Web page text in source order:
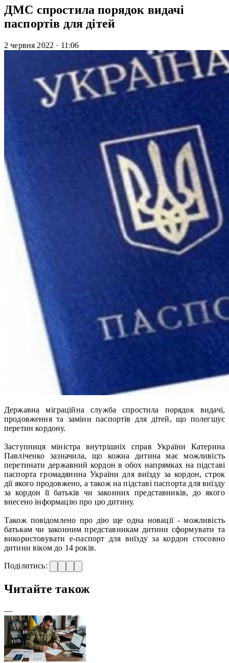
ДМС спростила порядок видачі
паспортів для дітей
2 червня 2022 · 11:06
Державна міграційна служба спростила порядок видачі,
продовження та заміни паспортів для дітей, що полегшує
перетин кордону.
Заступниця міністра внутрішніх справ України Катерина
Павліченко зазначила, що кожна дитина має можливість
перетинати державний кордон в обох напрямках на підставі
паспорта громадянина України для виїзду за кордон, строк
дії якого продовжено, а також на підставі паспорта для виїзду
за кордон її батьків чи законних представників, до якого
внесено інформацію про цю дитину.
Також повідомлено про дію ще одна новації - можливість
батькам чи законним представникам дитини сформувати та
використовувати е-паспорт для виїзду за кордон стосовно
дитини віком до 14 років.
Поділитись:
Читайте також
—